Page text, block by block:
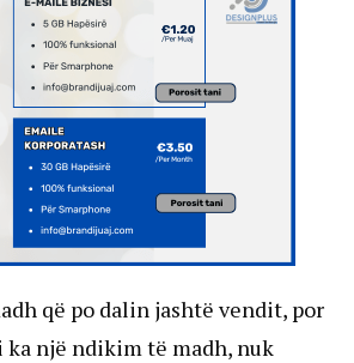
që po dalin jashtë vendit, por
ka një ndikim të madh, nuk